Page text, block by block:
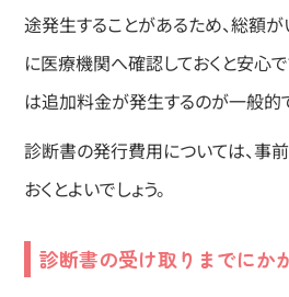
途発生することがあるため、総額
に医療機関へ確認しておくと安心
は追加料金が発生するのが一般的
診断書の発行費用については、事
おくとよいでしょう。
診断書の受け取りまでにか